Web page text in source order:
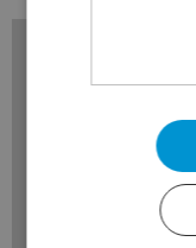
Outre les
nombreux vins
peuvent pas être
mode ou à un